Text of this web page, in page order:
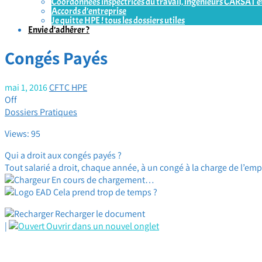
Accords d’entreprise
Je quitte HPE ! tous les dossiers utiles
Envie d’adhérer ?
Congés Payés
mai 1, 2016CFTC HPE
Off
Dossiers Pratiques
Views: 95
Qui a droit aux congés payés ?
Tout salarié a droit, chaque année, à un congé à la charge de
En cours de chargement…
Cela prend trop de temps ?
Recharger le document
|
Ouvrir dans un nouvel onglet